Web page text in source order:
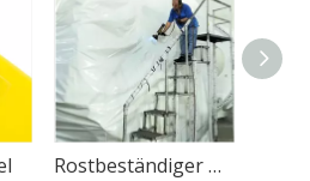
VCI-Zwickelbeutel